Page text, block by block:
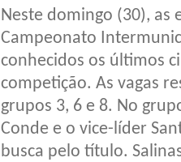
Neste domingo (30), as
Campeonato
conhecidos os últimos
competição. As vagas
grupos 3, 6 e 8. No
Conde e o vice-líder
busca pelo título.